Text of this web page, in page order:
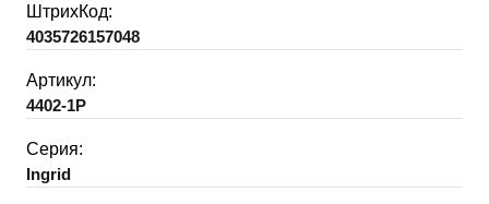
ШтрихКод:
4035726157048
Артикул:
4402-1P
Серия:
Ingrid